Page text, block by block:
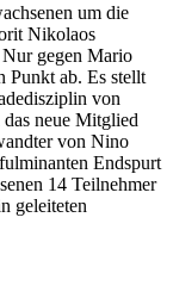
um die
Nikolaos
Nur gegen Mario
Punkt ab. Es stellt
von
neue Mitglied
von Nino
Endspurt
14 Teilnehmer
geleiteten